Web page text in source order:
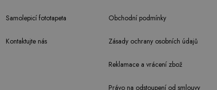
Samolepicí fototapeta
Kontaktujte nás
Obchodní podmínky
Zásady ochrany osobních údajů
Reklamace a vrácení zbož
Právo na odstoupení od smlouvy